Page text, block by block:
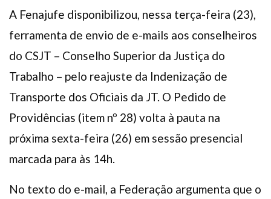
A Fenajufe disponibilizou, nessa terça-feira (23),
ferramenta de envio de e-mails aos conselheiros
do CSJT – Conselho Superior da Justiça do
Trabalho – pelo reajuste da Indenização de
Transporte dos Oficiais da JT. O Pedido de
Providências (item nº 28) volta à pauta na
próxima sexta-feira (26) em sessão presencial
marcada para às 14h.
No texto do e-mail, a Federação argumenta que o